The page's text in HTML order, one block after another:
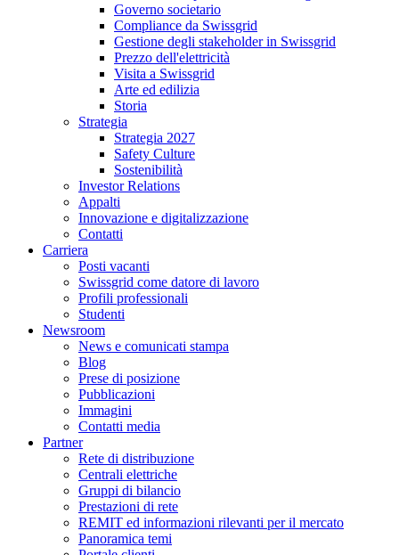
Governo societario
Compliance da Swissgrid
Gestione degli stakeholder in Swissgrid
Prezzo dell'elettricità
Visita a Swissgrid
Arte ed edilizia
Storia
Strategia
Strategia 2027
Safety Culture
Sostenibilità
Investor Relations
Appalti
Innovazione e digitalizzazione
Contatti
Carriera
Posti vacanti
Swissgrid come datore di lavoro
Profili professionali
Studenti
Newsroom
News e comunicati stampa
Blog
Prese di posizione
Pubblicazioni
Immagini
Contatti media
Partner
Rete di distribuzione
Centrali elettriche
Gruppi di bilancio
Prestazioni di rete
REMIT ed informazioni rilevanti per il mercato
Panoramica temi